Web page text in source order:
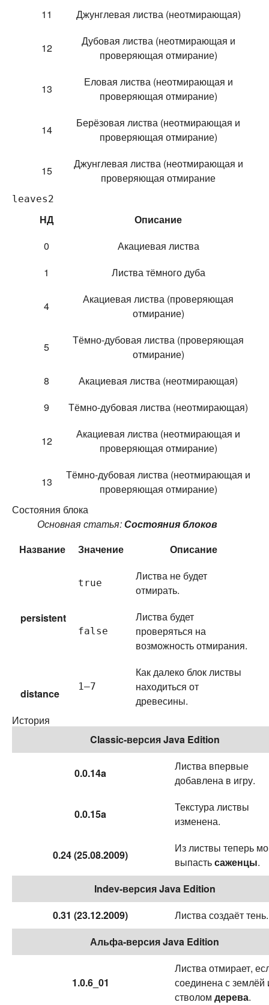
11
Джунглевая листва (неотмирающая)
12
Дубовая листва (неотмирающая и
проверяющая отмирание)
13
Еловая листва (неотмирающая и
проверяющая отмирание)
14
Берёзовая листва (неотмирающая и
проверяющая отмирание)
15
Джунглевая листва (неотмирающая и
проверяющая отмирание
leaves2
НД
Описание
0
Акациевая листва
1
Листва тёмного дуба
4
Акациевая листва (проверяющая
отмирание)
5
Тёмно-дубовая листва (проверяющая
отмирание)
8
Акациевая листва (неотмирающая)
9
Тёмно-дубовая листва (неотмирающая)
12
Акациевая листва (неотмирающая и
проверяющая отмирание)
13
Тёмно-дубовая листва (неотмирающая и
проверяющая отмирание)
Состояния блока
Основная статья:Состояния блоков
Название
Значение Описание
persistent
true
Листва не будет
отмирать.
false
Листва будет
проверяться на
возможность отмирания.
distance
1—7
Как далеко блок листвы
находиться от
древесины.
История
Classic-версия Java Edition
0.0.14a
Листва впервые
добавлена в игру.
0.0.15a
Текстура листвы
изменена.
0.24 (25.08.2009)
Из листвы теперь
выпастьсаженцы.
Indev-версия Java Edition
0.31 (23.12.2009)
Листва создаёт тень.
Альфа-версия Java Edition
1.0.6_01
Листва отмирает,
соединена с землёй
стволом дерева.